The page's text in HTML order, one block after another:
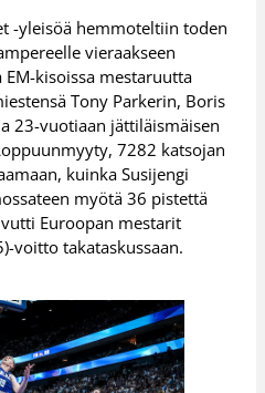
-yleisöä hemmoteltiin toden
vieraakseen
kisoissa mestaruutta
Tony Parkerin, Boris
23-vuotiaan jättiläismäisen
7282 katsojan
kuinka Susijengi
myötä 36 pistettä
Euroopan mestarit
voitto takataskussaan.